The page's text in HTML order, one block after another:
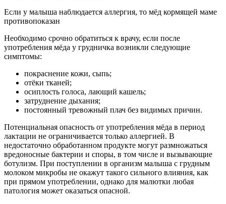
Если у малыша наблюдается аллергия, то мёд кормящей маме
противопоказан
Необходимо срочно обратиться к врачу, если после
употребления мёда у грудничка возникли следующие
симптомы:
покраснение кожи, сыпь;
отёки тканей;
осиплость голоса, лающий кашель;
затруднение дыхания;
постоянный тревожный плач без видимых причин.
Потенциальная опасность от употребления мёда в период
лактации не ограничивается только аллергией. В
недостаточно обработанном продукте могут размножаться
вредоносные бактерии и споры, в том числе и вызывающие
ботулизм. При поступлении в организм малыша с грудным
молоком микробы не окажут такого сильного влияния, как
при прямом употреблении, однако для малютки любая
патология может оказаться опасной.